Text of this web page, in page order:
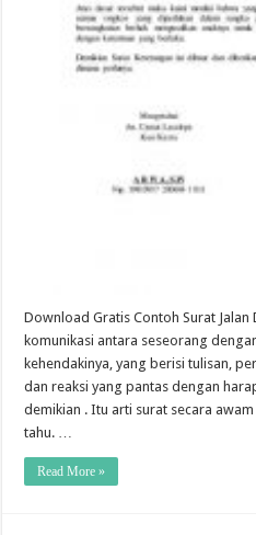
Download Gratis Contoh Surat
komunikasi antara seseorang
kehendakinya, yang berisi tulisan,
dan reaksi yang pantas dengan
demikian . Itu arti surat secara
tahu. …
Read More »